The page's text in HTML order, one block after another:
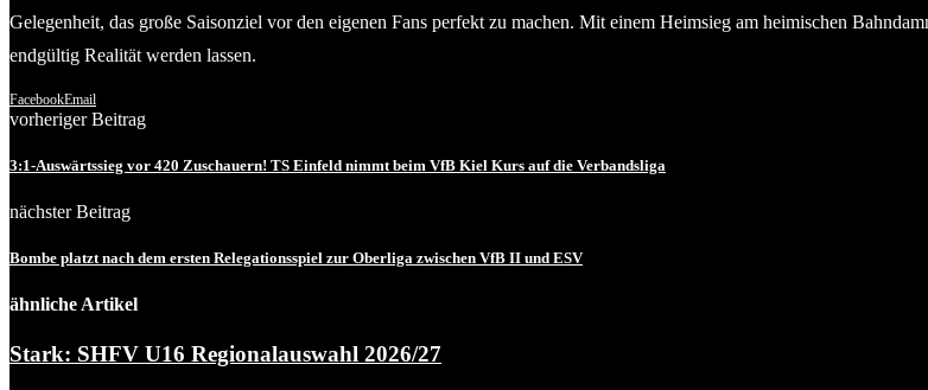
Gelegenheit, das große Saisonziel vor den eigenen Fans perfekt zu machen. Mit einem Heimsieg am heimischen
endgültig Realität werden lassen.
FacebookEmail
vorheriger Beitrag
3:1-Auswärtssieg vor 420 Zuschauern! TS Einfeld nimmt beim VfB Kiel Kurs auf die Verbandsliga
nächster Beitrag
Bombe platzt nach dem ersten Relegationsspiel zur Oberliga zwischen VfB II und ESV
ähnliche Artikel
Stark: SHFV U16 Regionalauswahl 2026/27